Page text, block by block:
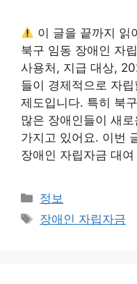
이 글을 끝까지 읽
북구 임동 장애인 자
사용처, 지급 대상,
들이 경제적으로 자
제도입니다. 특히 북
많은 장애인들이 새
가지고 있어요. 이번
장애인 자립자금 대
Categories
정보
Tags
장애인 자립자금